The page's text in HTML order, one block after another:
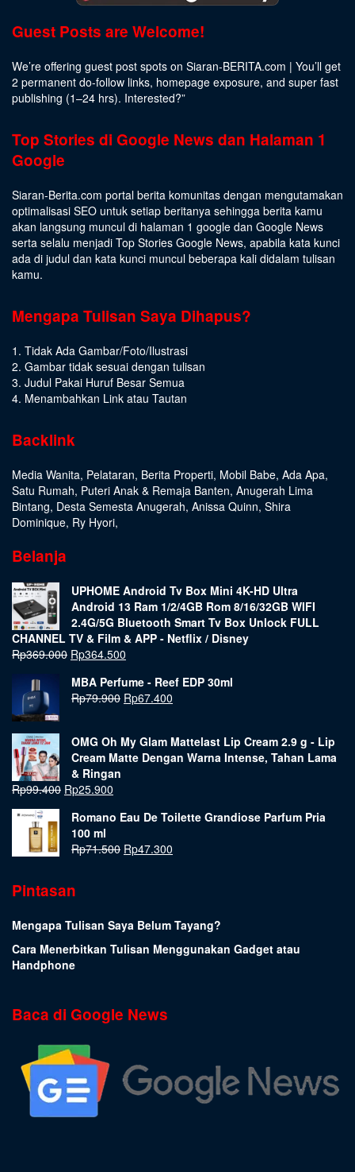
Guest Posts are Welcome!
We’re offering guest post spots on Siaran-BERITA.com | You’ll get
2 permanent do-follow links, homepage exposure, and super fast
publishing (1–24 hrs). Interested?”
Top Stories di Google News dan Halaman 1
Google
Siaran-Berita.com portal berita komunitas dengan mengutamakan
optimalisasi SEO untuk setiap beritanya sehingga berita kamu
akan langsung muncul di halaman 1 google dan Google News
serta selalu menjadi Top Stories Google News, apabila kata kunci
ada di judul dan kata kunci muncul beberapa kali didalam tulisan
kamu.
Mengapa Tulisan Saya Dihapus?
1. Tidak Ada Gambar/Foto/Ilustrasi
2. Gambar tidak sesuai dengan tulisan
3. Judul Pakai Huruf Besar Semua
4. Menambahkan Link atau Tautan
Backlink
Media Wanita, Pelataran, Berita Properti, Mobil Babe, Ada Apa,
Satu Rumah, Puteri Anak & Remaja Banten, Anugerah Lima
Bintang, Desta Semesta Anugerah, Anissa Quinn, Shira
Dominique, Ry Hyori,
Belanja
UPHOME Android Tv Box Mini 4K-HD Ultra
Android 13 Ram 1/2/4GB Rom 8/16/32GB WIFI
2.4G/5G Bluetooth Smart Tv Box Unlock FULL
CHANNEL TV & Film & APP - Netflix / Disney
Rp369.000 Rp364.500
MBA Perfume - Reef EDP 30ml
Rp79.900 Rp67.400
OMG Oh My Glam Mattelast Lip Cream 2.9 g - Lip
Cream Matte Dengan Warna Intense, Tahan Lama
& Ringan
Rp99.400 Rp25.900
Romano Eau De Toilette Grandiose Parfum Pria
100 ml
Rp71.500 Rp47.300
Pintasan
Mengapa Tulisan Saya Belum Tayang?
Cara Menerbitkan Tulisan Menggunakan Gadget atau
Handphone
Baca di Google News